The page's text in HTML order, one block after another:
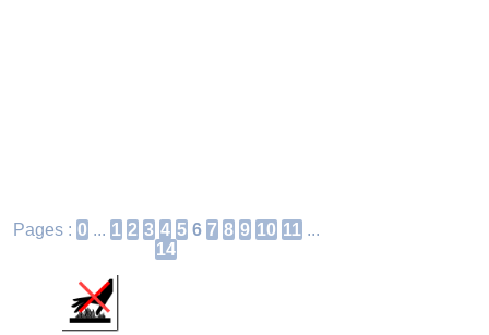
Pages : 0 ... 1 2 3 4 5 6 7 8 9 10 11 ...
14